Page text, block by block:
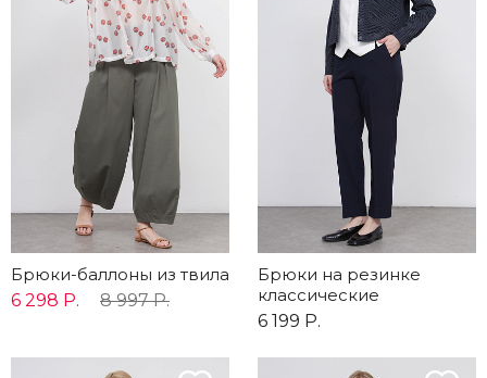
Брюки-баллоны из твила
6 298 Р.
8 997 Р.
Брюки на резинке
классические
6 199 Р.